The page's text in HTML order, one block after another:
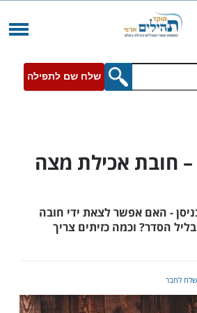
שלח שם לתפילה
אכילת מצה
וכמה כזיתים צריך